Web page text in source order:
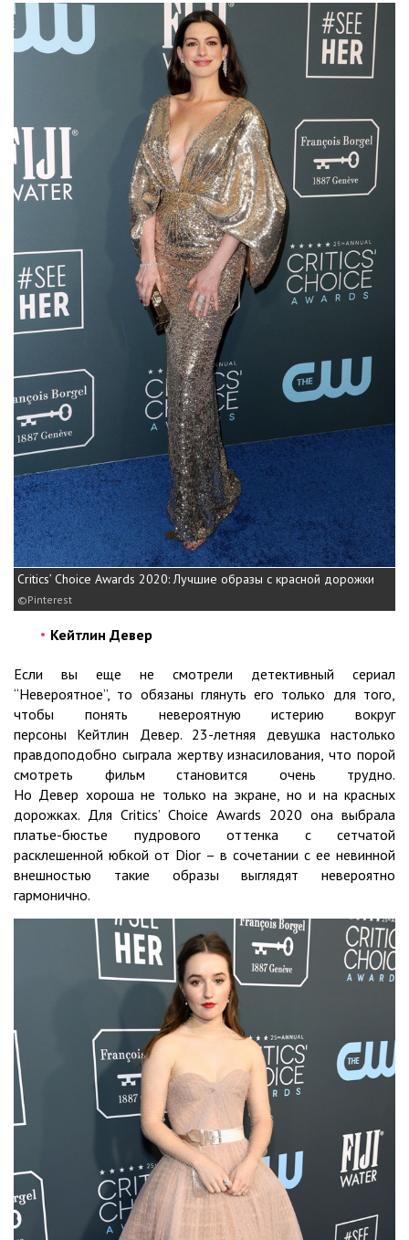
Critics’ Choice Awards 2020: Лучшие образы с красной дорожки
Pinterest
Кейтлин Девер
Если вы еще не смотрели детективный сериал
“Невероятное”, то обязаны глянуть его только для того,
чтобы понять невероятную истерию вокруг
персоны Кейтлин Девер. 23-летняя девушка настолько
правдоподобно сыграла жертву изнасилования, что порой
смотреть фильм становится очень трудно.
Но Девер хороша не только на экране, но и на красных
дорожках. Для Critics’ Choice Awards 2020 она выбрала
платье-бюстье пудрового оттенка с сетчатой
расклешенной юбкой от Dior – в сочетании с ее невинной
внешностью такие образы выглядят невероятно
гармонично.